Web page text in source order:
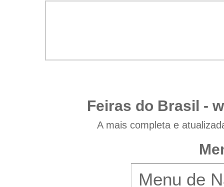
Feiras do Brasil -
A mais completa e